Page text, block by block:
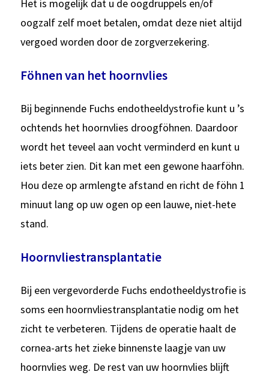
Het is mogelijk dat u de oogdruppels en/of
oogzalf zelf moet betalen, omdat deze niet altijd
vergoed worden door de zorgverzekering.
Föhnen van het hoornvlies
Bij beginnende Fuchs endotheeldystrofie kunt u ’s
ochtends het hoornvlies droogföhnen. Daardoor
wordt het teveel aan vocht verminderd en kunt u
iets beter zien. Dit kan met een gewone haarföhn.
Hou deze op armlengte afstand en richt de föhn 1
minuut lang op uw ogen op een lauwe, niet-hete
stand.
Hoornvliestransplantatie
Bij een vergevorderde Fuchs endotheeldystrofie is
soms een hoornvliestransplantatie nodig om het
zicht te verbeteren. Tijdens de operatie haalt de
cornea-arts het zieke binnenste laagje van uw
hoornvlies weg. De rest van uw hoornvlies blijft